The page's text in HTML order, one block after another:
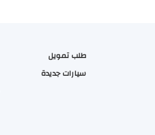
طلب تمويل
سيارات جديدة